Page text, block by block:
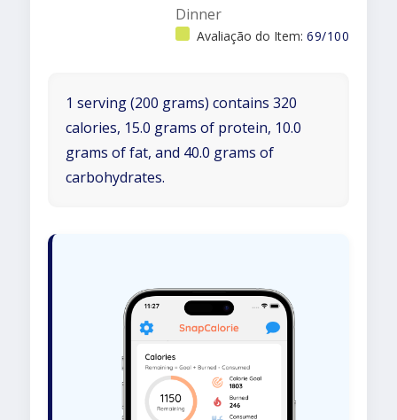
Dinner
Avaliação do Item: 69/100
1 serving (200 grams) contains 320
calories, 15.0 grams of protein, 10.0
grams of fat, and 40.0 grams of
carbohydrates.